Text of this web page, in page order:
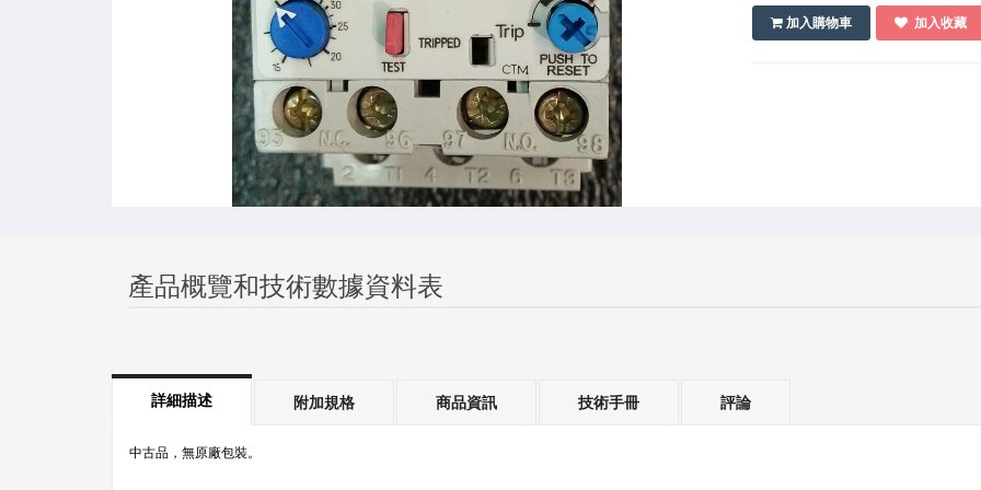
加入購物車 加入收藏
產品概覽和技術數據資料表
詳細描述 附加規格 商品資訊 技術手冊 評論
中古品，無原廠包裝。